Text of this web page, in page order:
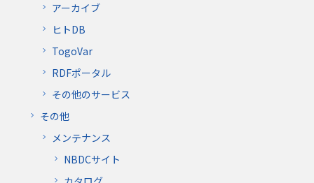
アーカイブ
ヒトDB
TogoVar
RDFポータル
その他のサービス
その他
メンテナンス
NBDCサイト